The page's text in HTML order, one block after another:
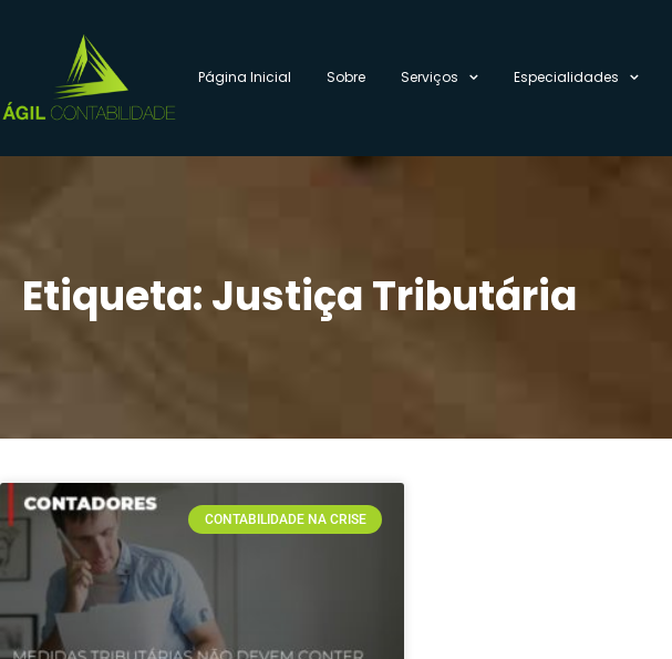
Página Inicial Sobre Serviços Especialidades
Etiqueta: Justiça Tributária
CONTABILIDADE NA CRISE